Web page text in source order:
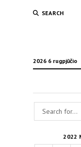
SEARCH
2026 6 rugpjūčio
2022